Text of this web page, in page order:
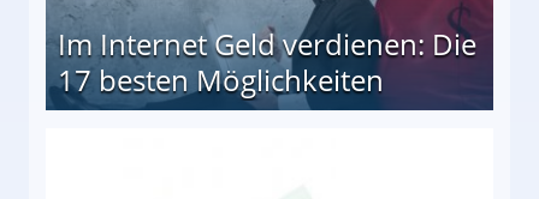
Im Internet Geld verdienen: Die
17 besten Möglichkeiten